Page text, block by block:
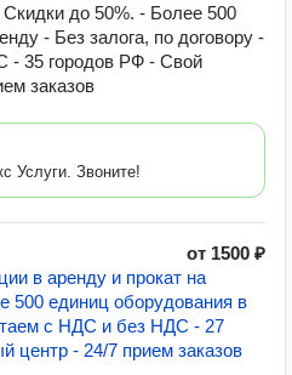
до 50%. - Более 500
- Без залога, по договору -
35 городов РФ - Свой
заказов
Услуги. Звоните!
от 1500 ₽
в аренду и прокат на
500 единиц оборудования в
с НДС и без НДС - 27
центр - 24/7 прием заказов